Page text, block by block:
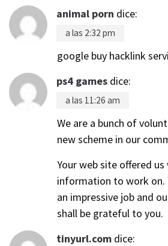
animal porn dice:
a las 2:32 pm
google buy hacklink
ps4 games dice:
a las 11:26 am
We are a bunch of
new scheme in our
Your web site offered
information to work on.
an impressive job and
shall be grateful to you.
tinyurl.com dice: